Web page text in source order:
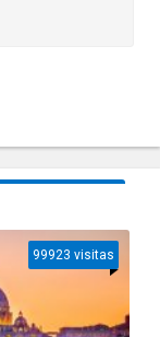
99923 visitas